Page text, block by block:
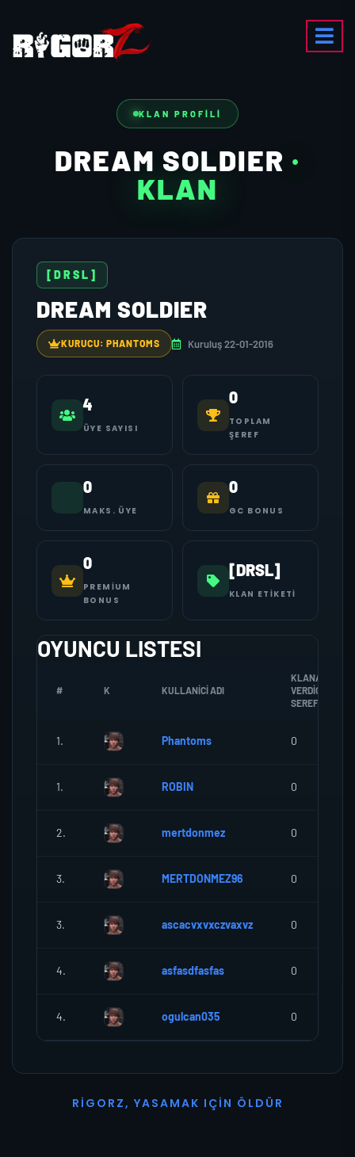
KLAN PROFILI
DREAM SOLDIER ·
KLAN
[DRSL]
DREAM SOLDIER
KURUCU: PHANTOMS Kuruluş 22-01-2016
4
ÜYE SAYISI
0
TOPLAM
ŞEREF
0
MAKS. ÜYE
0
GC BONUS
0
PREMIUM
BONUS
[DRSL]
KLAN ETIKETI
OYUNCU LISTESI
# K KULLANICI ADI
KLANA
VERDIGI
SEREF
1. Phantoms 0
1. ROBIN 0
2. mertdonmez 0
3. MERTDONMEZ96 0
3. ascacvxvxczvaxvz 0
4. asfasdfasfas 0
4. ogulcan035 0
R I G O R Z, YASAMAK I ÇI N Ö L D Ü R